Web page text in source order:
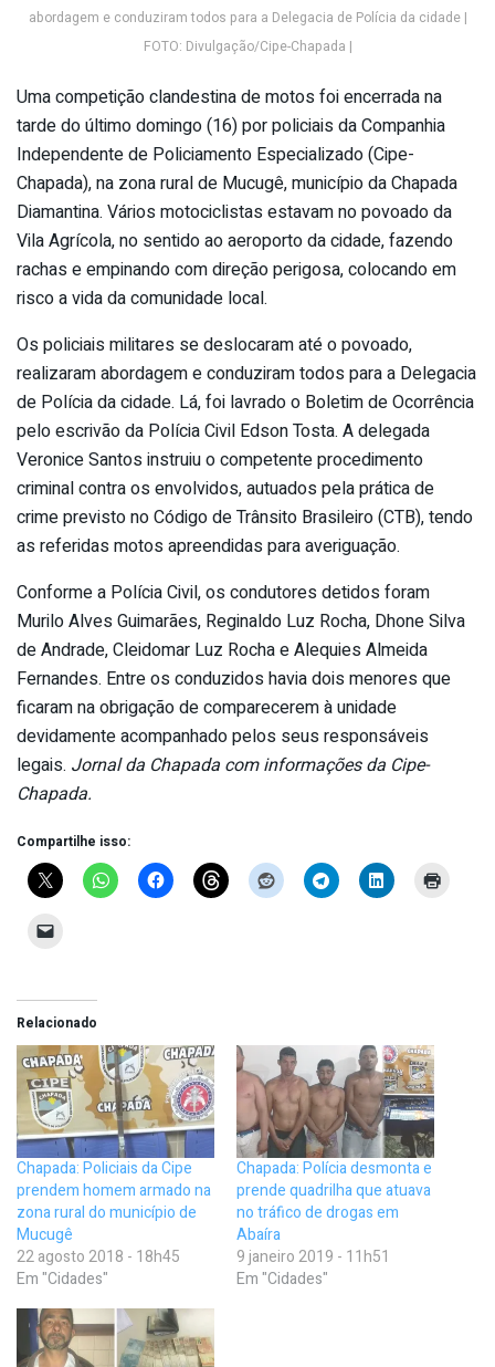
abordagem e conduziram todos para a Delegacia de Polícia da cidade |
FOTO: Divulgação/Cipe-Chapada |
Uma competição clandestina de motos foi encerrada na
tarde do último domingo (16) por policiais da Companhia
Independente de Policiamento Especializado (Cipe-
Chapada), na zona rural de Mucugê, município da Chapada
Diamantina. Vários motociclistas estavam no povoado da
Vila Agrícola, no sentido ao aeroporto da cidade, fazendo
rachas e empinando com direção perigosa, colocando em
risco a vida da comunidade local.
Os policiais militares se deslocaram até o povoado,
realizaram abordagem e conduziram todos para a Delegacia
de Polícia da cidade. Lá, foi lavrado o Boletim de Ocorrência
pelo escrivão da Polícia Civil Edson Tosta. A delegada
Veronice Santos instruiu o competente procedimento
criminal contra os envolvidos, autuados pela prática de
crime previsto no Código de Trânsito Brasileiro (CTB), tendo
as referidas motos apreendidas para averiguação.
Conforme a Polícia Civil, os condutores detidos foram
Murilo Alves Guimarães, Reginaldo Luz Rocha, Dhone Silva
de Andrade, Cleidomar Luz Rocha e Alequies Almeida
Fernandes. Entre os conduzidos havia dois menores que
ficaram na obrigação de comparecerem à unidade
devidamente acompanhado pelos seus responsáveis
legais. Jornal da Chapada com informações da Cipe-
Chapada.
Compartilhe isso:
Relacionado
Chapada: Policiais da Cipe
prendem homem armado na
zona rural do município de
Mucugê
22 agosto 2018 - 18h45
Em "Cidades"
Chapada: Polícia desmonta e
prende quadrilha que atuava
no tráfico de drogas em
Abaíra
9 janeiro 2019 - 11h51
Em "Cidades"